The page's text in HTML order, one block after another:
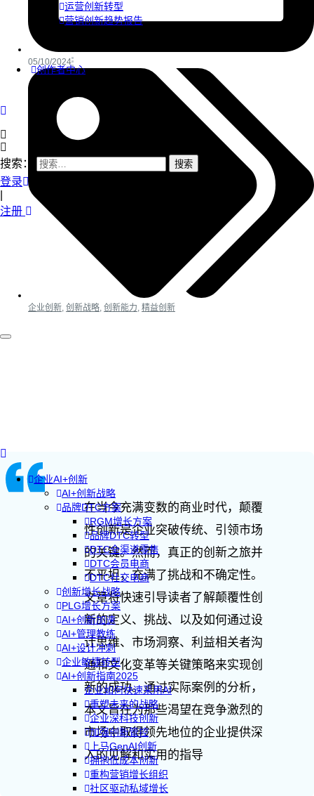
运营创新转型
营销创新趋势报告
创作者中心
搜索：
登录
注册
企业AI+创新
AI+创新战略
品牌DTC方案
RGM增长方案
品牌DTC转型
DTC全渠道零售
DTC会员电商
DTC社交电商
创新增长战略
PLG增长方案
AI+创新加速
AI+管理教练
AI+设计冲刺
企业敏捷转型
AI+创新指南2025
企业如何快速采用AI
重塑未来的战略
企业深科技创新
加强创新管控
上马GenAI创新
拥抱低成本创新
重构营销增长组织
社区驱动私域增长
05/10/2024
企业创新 创新战略 创新能力 精益创新
在当今充满变数的商业时代，颠覆
性创新是企业突破传统、引领市场
的关键。然而，真正的创新之旅并
不平坦，充满了挑战和不确定性。
文章将快速引导读者了解颠覆性创
新的定义、挑战、以及如何通过设
计思维、市场洞察、利益相关者沟
通和文化变革等关键策略来实现创
新的成功。通过实际案例的分析，
本文旨在为那些渴望在竞争激烈的
市场中取得领先地位的企业提供深
入的见解和实用的指导